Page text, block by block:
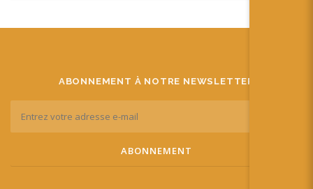
ABONNEMENT À NOTRE NEWSLETTER